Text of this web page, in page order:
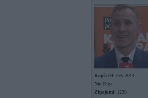
Kopš: 04. Feb 2014
No: Rīga
Ziņojumi: 1236